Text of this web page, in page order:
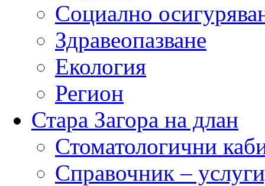
Социално
Здравеопазване
Екология
Регион
Стара Загора на длан
Стоматологични
Справочник –